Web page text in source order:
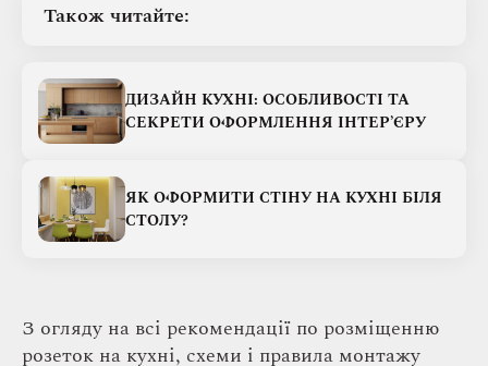
Також читайте:
ДИЗАЙН КУХНІ: ОСОБЛИВОСТІ ТА
СЕКРЕТИ ОФОРМЛЕННЯ ІНТЕР’ЄРУ
ЯК ОФОРМИТИ СТІНУ НА КУХНІ БІЛЯ
СТОЛУ?
З огляду на всі рекомендації по розміщенню
розеток на кухні, схеми і правила монтажу